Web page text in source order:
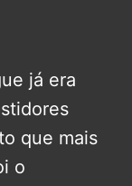
já era
que mais
o